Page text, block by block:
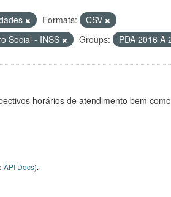
Formats:
CSV
Social - INSS Groups: PDA 2016 A
horários de atendimento bem
API Docs).